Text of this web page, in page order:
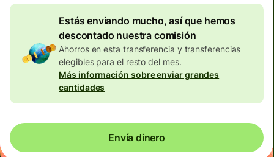
Estás enviando mucho, así que hemos
descontado nuestra comisión
Ahorros en esta transferencia y transferencias
elegibles para el resto del mes.
Más información sobre enviar grandes
cantidades
Envía dinero